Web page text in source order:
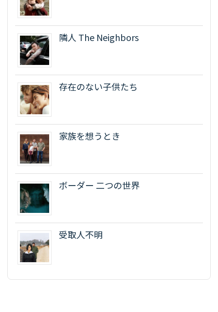
隣人 The Neighbors
存在のない子供たち
家族を想うとき
ボーダー 二つの世界
受取人不明